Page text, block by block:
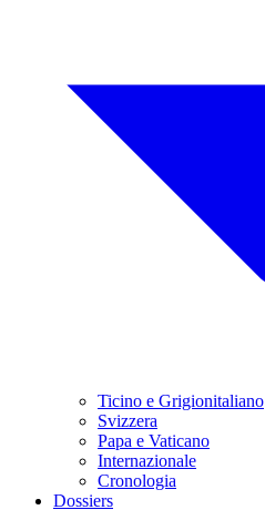
Ticino e Grigionitaliano
Svizzera
Papa e Vaticano
Internazionale
Cronologia
Dossiers